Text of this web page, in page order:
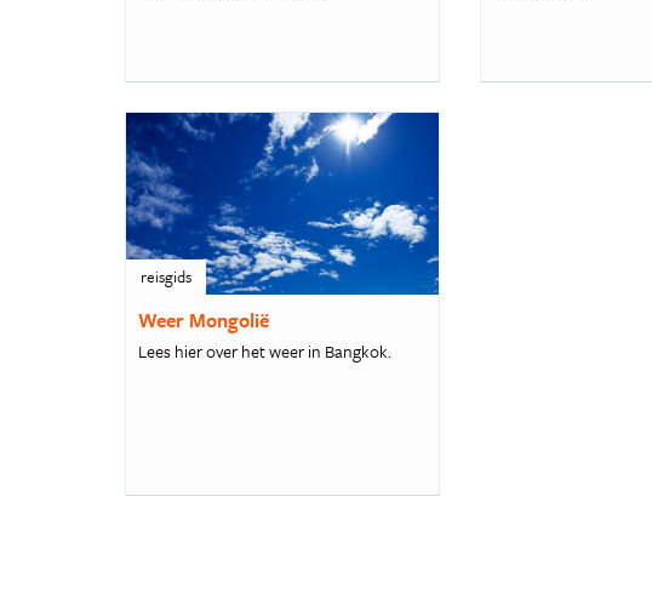
reisgids
Weer Mongolië
Lees hier over het weer in Bangkok.